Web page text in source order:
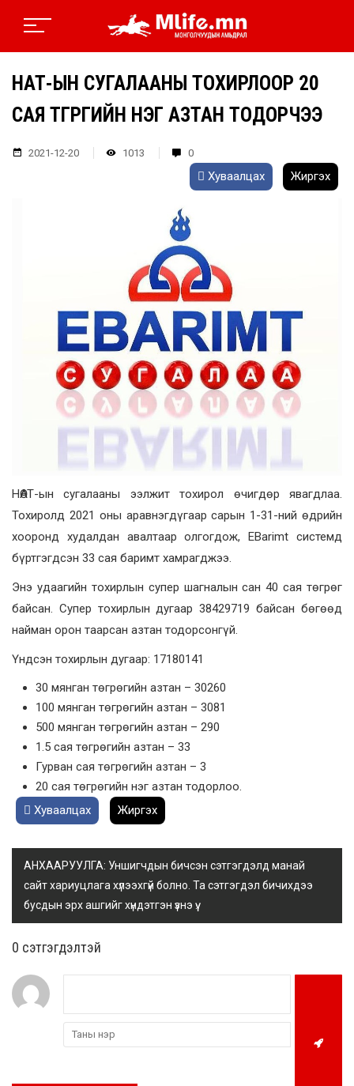
НӨАТ-ЫН СУГАЛААНЫ ТОХИРЛООР 20
САЯ ТӨГРӨГИЙН НЭГ АЗТАН ТОДОРЧЭЭ
2021-12-20 1013 0
Хуваалцах Жиргэх
НӨАТ-ын сугалааны ээлжит тохирол өчигдөр явагдлаа.
Тохиролд 2021 оны аравнэгдүгаар сарын 1-31-ний өдрийн
хооронд худалдан авалтаар олгогдож, EBarimt системд
бүртгэгдсэн 33 сая баримт хамрагджээ.
Энэ удаагийн тохирлын супер шагналын сан 40 сая төгрөг
байсан. Супер тохирлын дугаар 38429719 байсан бөгөөд
найман орон таарсан азтан тодорсонгүй.
Үндсэн тохирлын дугаар: 17180141
30 мянган төгрөгийн азтан – 30260
100 мянган төгрөгийн азтан – 3081
500 мянган төгрөгийн азтан – 290
1.5 сая төгрөгийн азтан – 33
Гурван сая төгрөгийн азтан – 3
20 сая төгрөгийн нэг азтан тодорлоо.
Хуваалцах
Жиргэх
АНХААРУУЛГА: Уншигчдын бичсэн сэтгэгдэлд манай
сайт хариуцлага хүлээхгүй болно. Та сэтгэгдэл бичихдээ
бусдын эрх ашгийг хүндэтгэн үзнэ үү.
0 cэтгэгдэлтэй